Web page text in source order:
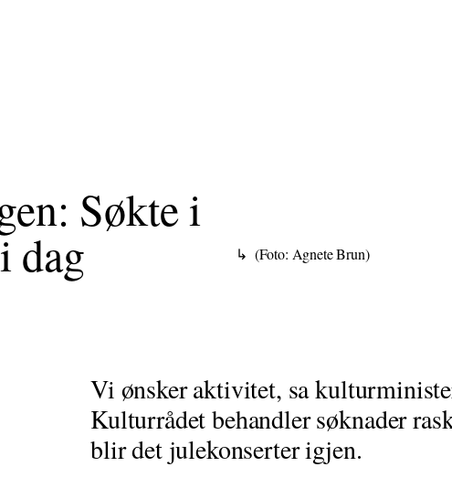
(Foto: Agnete Brun)
Søkte i
dag
Vi ønsker aktivitet, sa
Kulturrådet behandler søknader
blir det julekonserter igjen.